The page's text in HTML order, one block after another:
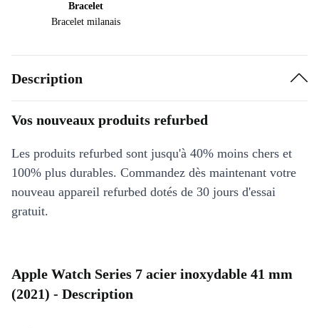
Bracelet
Bracelet milanais
Description
Vos nouveaux produits refurbed
Les produits refurbed sont jusqu'à 40% moins chers et
100% plus durables. Commandez dès maintenant votre
nouveau appareil refurbed dotés de 30 jours d'essai
gratuit.
Apple Watch Series 7 acier inoxydable 41 mm
(2021) - Description